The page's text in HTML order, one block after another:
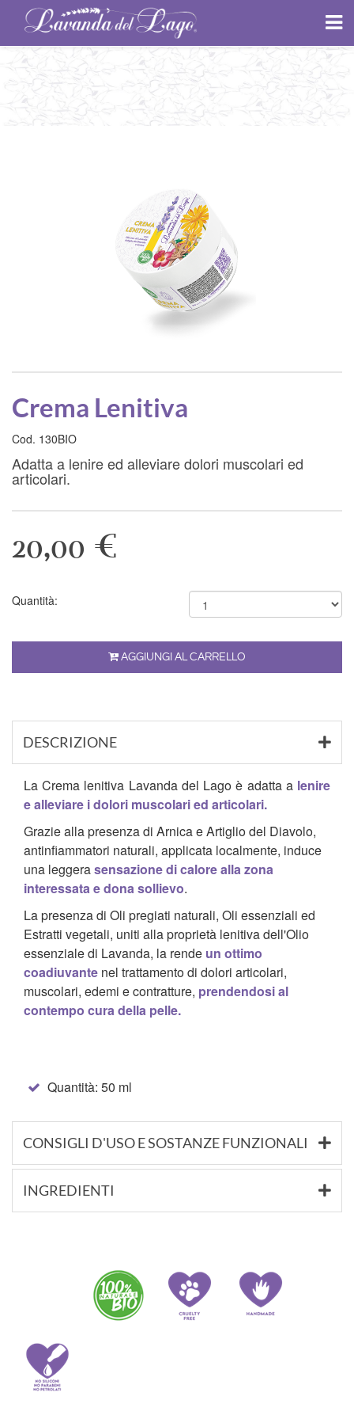
Crema Lenitiva
Cod. 130BIO
Adatta a lenire ed alleviare dolori muscolari ed
articolari.
20,00 €
Quantità:
AGGIUNGI AL CARRELLO
DESCRIZIONE
La Crema lenitiva Lavanda del Lago è adatta a lenire
e alleviare i dolori muscolari ed articolari.
Grazie alla presenza di Arnica e Artiglio del Diavolo,
antinfiammatori naturali, applicata localmente, induce
una leggerasensazione di calore alla zona
interessata e dona sollievo.
La presenza di Oli pregiati naturali, Oli essenziali ed
Estratti vegetali, uniti alla proprietà lenitiva dell'Olio
essenziale di Lavanda, la rende un ottimo
coadiuvante nel trattamento di dolori articolari,
muscolari, edemi e contratture, prendendosi al
contempo cura della pelle.
Quantità: 50 ml
CONSIGLI D'USO E SOSTANZE FUNZIONALI
INGREDIENTI